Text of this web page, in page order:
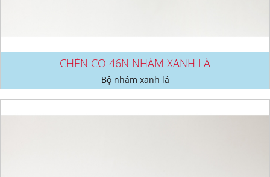
CHÉN CO 46N NHÁM XANH LÁ
Bộ nhám xanh lá